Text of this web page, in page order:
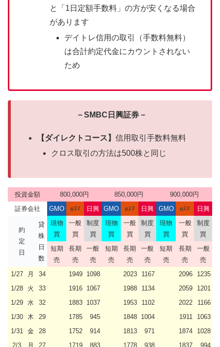
と「1日定額手数料」の方が安くなる場合
があります
デイトレ信用の取引（手数料無料）
は合計約定代金にカウントされない
ため
－SMBC日興証券－
【ダイレクトコース】信用取引手数料無料
クロス取引の方法は500株と同じ
投資金額 800,000円 850,000円
900,000円
証券会社
GMO eｽﾏ 日興 GMO eｽﾏ 日興 GMO eｽﾏ 日興
約
定
日
貸
株
日
数
現物
買
一般
買
制度
買
現物
買
一般
買
制度
買
現物
買
一般
買
制度
買
短期
売
長期
売
一般
売
短期
売
長期
売
一般
売
短期
売
長期
売
一般
売
1/27
月 34 1949 1098 2023 1167 2096
1235
1/28
火 33 1916 1067 1988 1134 2059
1201
1/29
水 32 1883 1037 1953 1102 2022
1166
1/30
木 29 1785 945 1848 1004 1911
1063
1/31
金 28 1752 914 1813 971 1874
1028
2/3
月 27 1719 883 1778 938 1837 994